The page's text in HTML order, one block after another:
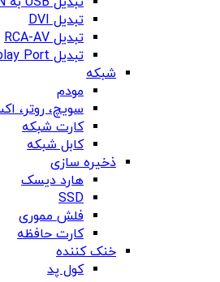
تبدیل DVI
تبدیل RCA-AV
تبدیل Display Port
شبکه
مودم
سویچ، روتر،
کارت شبکه
کابل شبکه
ذخیره سازی
هارد دیسک
SSD
فلش مموری
کارت حافظه
خنک کننده
کول پد